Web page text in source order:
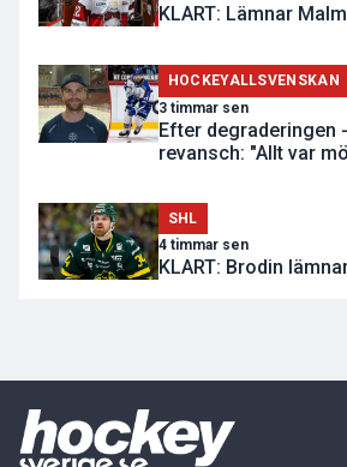
KLART: Lämnar
HOCKEYALLSVENSKAN
3 timmar sen
Efter degraderingen
revansch: "Allt var
SHL
4 timmar sen
KLART: Brodin